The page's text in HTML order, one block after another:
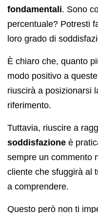
fondamentali. Sono
percentuale? Potresti
loro grado di
È chiaro che, quanto
modo positivo a
riuscirà a posizionarsi
riferimento.
Tuttavia, riuscire a
soddisfazione è
sempre un commento
cliente che sfuggirà al
a comprendere.
Questo però non ti